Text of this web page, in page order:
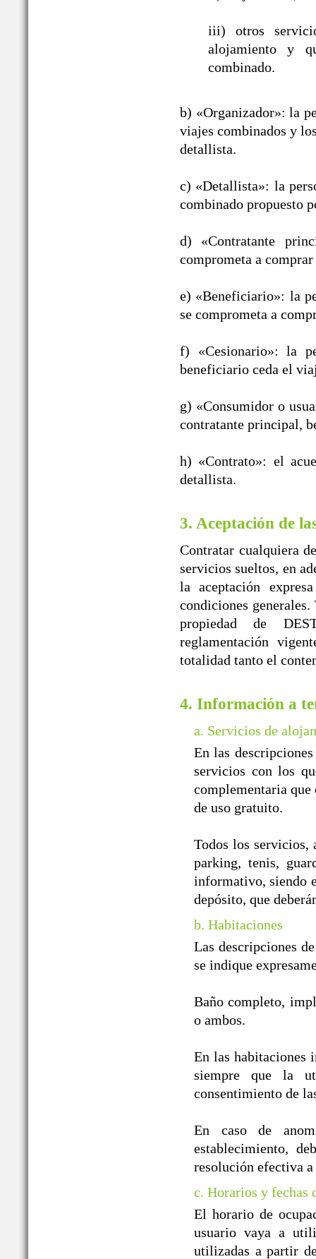
iii) otros
alojamiento y
combinado.
b) «Organizador»: la
viajes combinados y
detallista.
c) «Detallista»: la
combinado propuesto
d) «Contratante
comprometa a
e) «Beneficiario»: la
se comprometa a
f) «Cesionario»: la
beneficiario ceda el
g) «Consumidor o
contratante principal,
h) «Contrato»: el
detallista.
3. Aceptación de
Contratar cualquiera
servicios sueltos, en
la aceptación
condiciones
propiedad de
reglamentación
totalidad tanto el
4. Información a
a. Servicios de
En las
servicios con los
complementaria
de uso gratuito.
Todos los servicios,
parking, tenis,
informativo, siendo
depósito, que
b. Habitaciones
Las descripciones
se indique
Baño completo,
o ambos.
En las habitaciones
siempre que la
consentimiento de
En caso de
establecimiento,
resolución efectiva
c. Horarios y fechas
El horario de
usuario vaya a
utilizadas a partir